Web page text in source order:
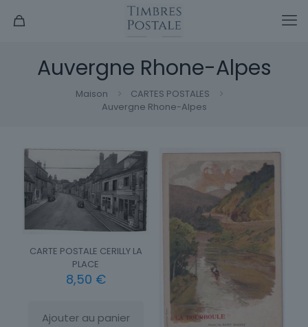
Auvergne Rhone-Alpes
Maison
CARTES POSTALES
Auvergne Rhone-Alpes
CARTE POSTALE CERILLY LA
PLACE
8,50 €
Ajouter au panier